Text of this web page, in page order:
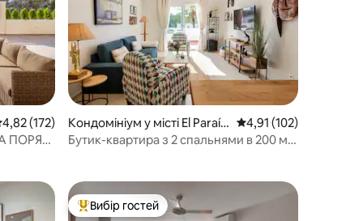
оцінка: 4,82 з 5, відгуки: 172
4,82 (172)
ПОРЯД
Кондомініум у місті El Paraís
o
Середня оцінка: 4,91
4,91 (102)
Бутик-квартира з 2 спальнями в 200 м
Топ вибір гостей
Вибір гостей